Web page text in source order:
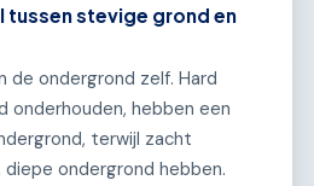
tussen stevige grond en
de ondergrond zelf. Hard
onderhouden, hebben een
terwijl zacht
diepe ondergrond hebben.